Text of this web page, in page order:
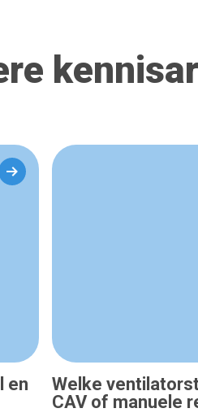
en
Welke
CAV of manuele